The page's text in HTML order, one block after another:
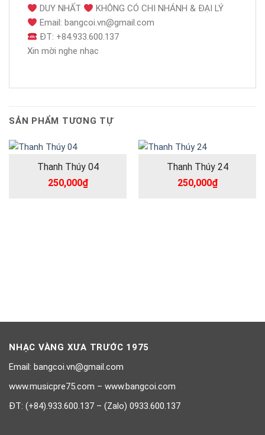
DUY NHẤT
KHÔNG CÓ CHI NHÁNH & ĐẠI LÝ
Email: bangcoi.vn@gmail.com
ĐT: +84.933.600.137
Xin mời nghe nhạc
SẢN PHẨM TƯƠNG TỰ
Thanh Thúy 04
250,000₫
Thanh Thúy 24
250,000₫
NHẠC VÀNG XƯA TRƯỚC 1975
Email: bangcoi.vn@gmail.com
www.musicpre75.com – www.bangcoi.com
ĐT: (+84).933.600.137 – (Zalo) 0933.600.137